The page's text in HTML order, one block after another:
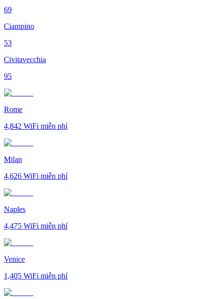
69
Ciampino
53
Civitavecchia
95
Rome
4,842 WiFi miễn phí
Milan
4,626 WiFi miễn phí
Naples
4,475 WiFi miễn phí
Venice
1,405 WiFi miễn phí